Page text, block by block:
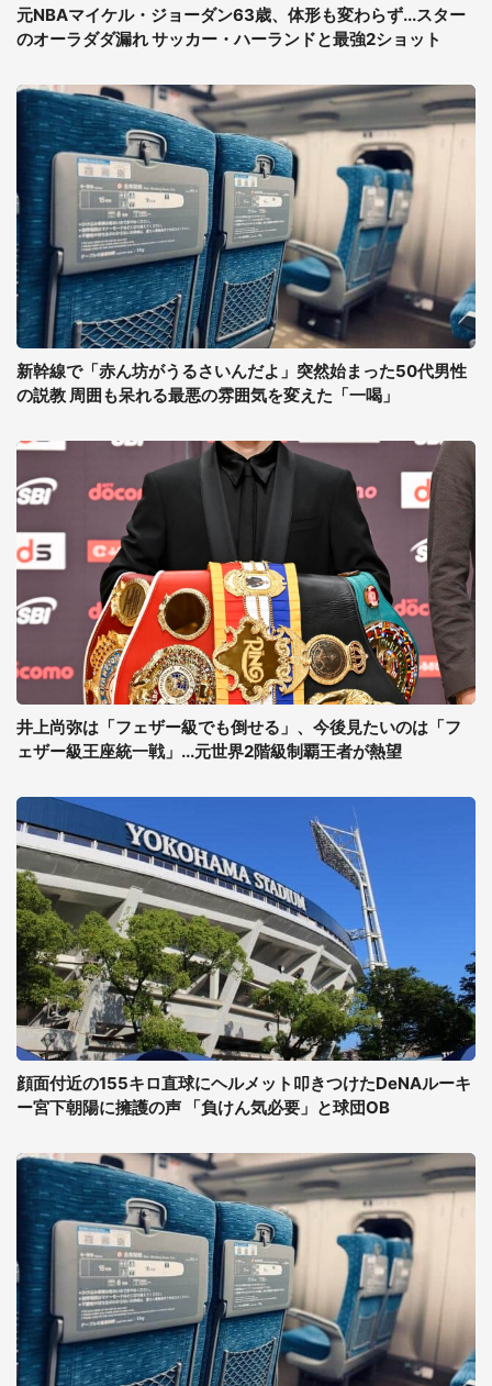
元NBAマイケル・ジョーダン63歳、体形も変わらず...スター
のオーラダダ漏れ サッカー・ハーランドと最強2ショット
新幹線で「赤ん坊がうるさいんだよ」突然始まった50代男性
の説教 周囲も呆れる最悪の雰囲気を変えた「一喝」
井上尚弥は「フェザー級でも倒せる」、今後見たいのは「フ
ェザー級王座統一戦」...元世界2階級制覇王者が熱望
顔面付近の155キロ直球にヘルメット叩きつけたDeNAルーキ
ー宮下朝陽に擁護の声 「負けん気必要」と球団OB